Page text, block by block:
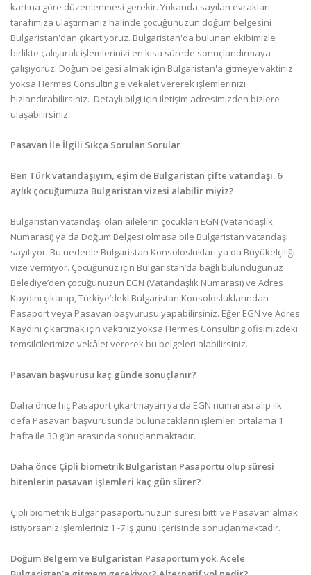
kartına göre düzenlenmesi gerekir. Yukarıda sayılan evrakları
tarafımıza ulaştırmanız halinde çocuğunuzun doğum belgesini
Bulgaristan'dan çıkartıyoruz. Bulgaristan'da bulunan ekibimizle
birlikte çalışarak işlemlerinizi en kısa sürede sonuçlandırmaya
çalışıyoruz. Doğum belgesi almak için Bulgaristan'a gitmeye vaktiniz
yoksa Hermes Consulting e vekalet vererek işlemlerinizi
hızlandırabilirsiniz. Detaylı bilgi için iletişim adresimizden bizlere
ulaşabilirsiniz.
Pasavan İle İlgili Sıkça Sorulan Sorular
Ben Türk vatandaşıyım, eşim de Bulgaristan çifte vatandaşı. 6
aylık çocuğumuza Bulgaristan vizesi alabilir miyiz?
Bulgaristan vatandaşı olan ailelerin çocukları EGN (Vatandaşlık
Numarası) ya da Doğum Belgesi olmasa bile Bulgaristan vatandaşı
sayılıyor. Bu nedenle Bulgaristan Konsoloslukları ya da Büyükelçiliği
vize vermiyor. Çocuğunuz için Bulgaristan’da bağlı bulunduğunuz
Belediye’den çocuğunuzun EGN (Vatandaşlık Numarası) ve Adres
Kaydını çıkartıp, Türkiye’deki Bulgaristan Konsolosluklarından
Pasaport veya Pasavan başvurusu yapabilirsiniz. Eğer EGN ve Adres
Kaydını çıkartmak için vaktiniz yoksa Hermes Consulting ofisimizdeki
temsilcilerimize vekâlet vererek bu belgeleri alabilirsiniz.
Pasavan başvurusu kaç günde sonuçlanır?
Daha önce hiç Pasaport çıkartmayan ya da EGN numarası alıp ilk
defa Pasavan başvurusunda bulunacakların işlemleri ortalama 1
hafta ile 30 gün arasında sonuçlanmaktadır.
Daha önce Çipli biometrik Bulgaristan Pasaportu olup süresi
bitenlerin pasavan işlemleri kaç gün sürer?
Çipli biometrik Bulgar pasaportunuzun süresi bitti ve Pasavan almak
istiyorsanız işlemleriniz 1 -7 iş günü içerisinde sonuçlanmaktadır.
Doğum Belgem ve Bulgaristan Pasaportum yok. Acele